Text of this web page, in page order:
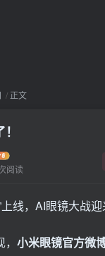
正文
阅读
线，AI眼镜大战迎
小米眼镜官方微